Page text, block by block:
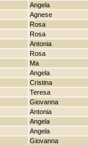
Angela
Agnese
Rosa
Rosa
Antonia
Rosa
Ma
Angela
Cristina
Teresa
Giovanna
Antonia
Angela
Angela
Giovanna